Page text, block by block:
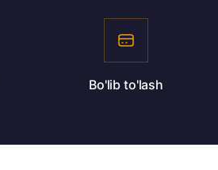
Bo'lib to'lash